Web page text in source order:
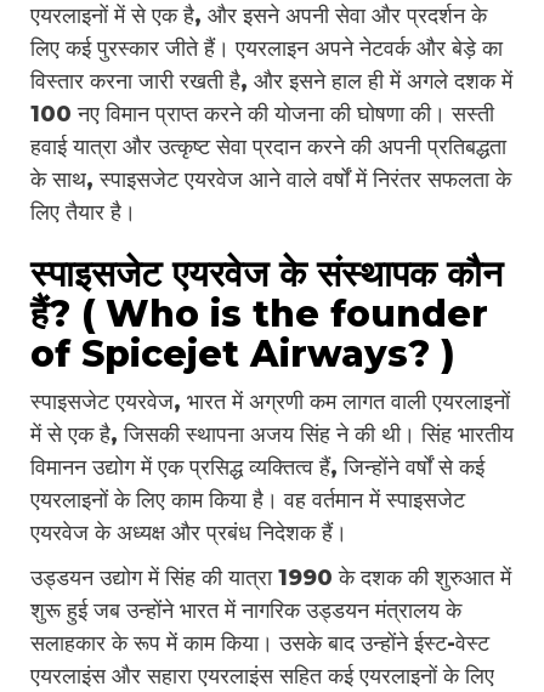
एयरलाइनों में से एक है, और इसने अपनी सेवा और प्रदर्शन के
लिए कई पुरस्कार जीते हैं। एयरलाइन अपने नेटवर्क और बेड़े का
विस्तार करना जारी रखती है, और इसने हाल ही में अगले दशक में
100 नए विमान प्राप्त करने की योजना की घोषणा की। सस्ती
हवाई यात्रा और उत्कृष्ट सेवा प्रदान करने की अपनी प्रतिबद्धता
के साथ, स्पाइसजेट एयरवेज आने वाले वर्षों में निरंतर सफलता के
लिए तैयार है।
स्पाइसजेट एयरवेज के संस्थापक कौन
हैं? ( Who is the founder
of Spicejet Airways? )
स्पाइसजेट एयरवेज, भारत में अग्रणी कम लागत वाली एयरलाइनों
में से एक है, जिसकी स्थापना अजय सिंह ने की थी। सिंह भारतीय
विमानन उद्योग में एक प्रसिद्ध व्यक्तित्व हैं, जिन्होंने वर्षों से कई
एयरलाइनों के लिए काम किया है। वह वर्तमान में स्पाइसजेट
एयरवेज के अध्यक्ष और प्रबंध निदेशक हैं।
उड्डयन उद्योग में सिंह की यात्रा 1990 के दशक की शुरुआत में
शुरू हुई जब उन्होंने भारत में नागरिक उड्डयन मंत्रालय के
सलाहकार के रूप में काम किया। उसके बाद उन्होंने ईस्ट-वेस्ट
एयरलाइंस और सहारा एयरलाइंस सहित कई एयरलाइनों के लिए